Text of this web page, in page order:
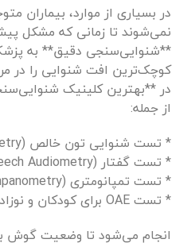
در بسیاری از موارد، بیماران
نمی‌شوند تا زمانی که مشکل
**شنوایی‌سنجی دقیق** به
کوچک‌ترین افت شنوایی را در
در **بهترین کلینیک
از جمله:
* تست شنوایی تون خالص (Pure Tone Audiometry)
* تست گفتار (Speech Audiometry)
* تست تمپانومتری (Tympanometry)
* تست OAE برای کودکان و نوزادان
انجام می‌شود تا وضعیت گوش